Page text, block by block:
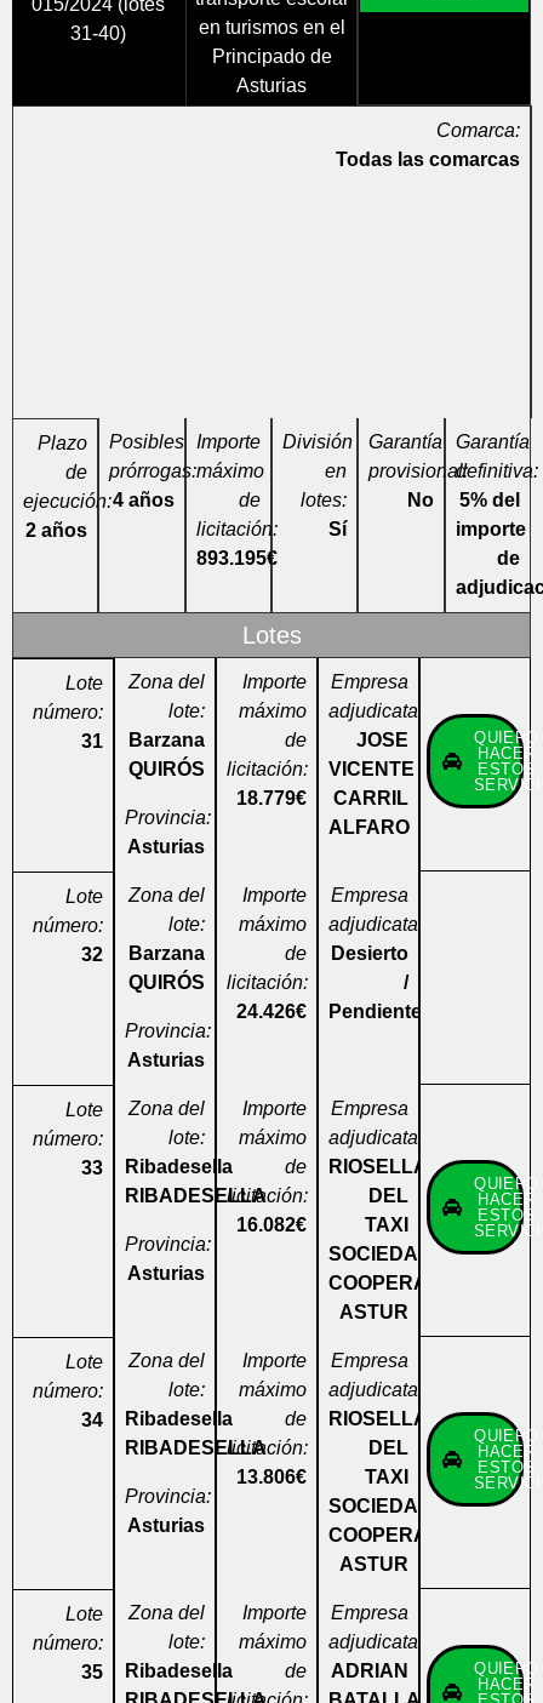
31-40)
en turismos en el
Principado de
Asturias
Comarca:
Todas las comarcas
Plazo
de
ejecución:
2 años
Posibles
prórrogas:
4 años
Importe
máximo
de
licitación:
893.195€
División
en
lotes:
Sí
Garantía
provisional:
No
Garantía
definitiva:
5% del
importe
de
Lotes
Lote
número:
31
Zona del
lote:
Barzana
QUIRÓS
Provincia:
Asturias
Importe
máximo
de
licitación:
18.779€
Empresa
adjudicataria:
JOSE
VICENTE
CARRIL
ALFARO
QUIERO
HACER
ESTOS
Lote
número:
32
Zona del
lote:
Barzana
QUIRÓS
Provincia:
Asturias
Importe
máximo
de
licitación:
24.426€
Empresa
adjudicataria:
Desierto
/
Pendiente
Lote
número:
33
Zona del
lote:
Ribadesella
RIBADESELLA
Provincia:
Asturias
Importe
máximo
de
licitación:
16.082€
Empresa
adjudicataria:
RIOSELLANA
DEL
TAXI
SOCIEDAD
COOPERATIVA
ASTUR
QUIERO
HACER
ESTOS
Lote
número:
34
Zona del
lote:
Ribadesella
RIBADESELLA
Provincia:
Asturias
Importe
máximo
de
licitación:
13.806€
Empresa
adjudicataria:
RIOSELLANA
DEL
TAXI
SOCIEDAD
COOPERATIVA
ASTUR
QUIERO
HACER
ESTOS
Lote
número:
35
Zona del
lote:
Ribadesella
Importe
máximo
de
Empresa
adjudicataria:
ADRIAN
QUIERO
HACER